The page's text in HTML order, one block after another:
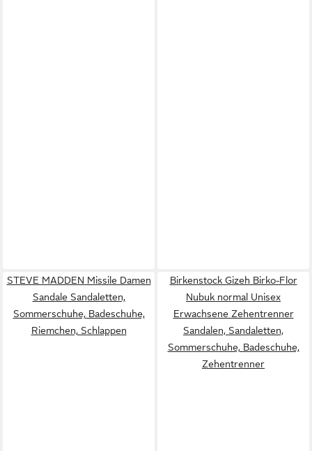
STEVE MADDEN Missile Damen
Sandale Sandaletten,
Sommerschuhe, Badeschuhe,
Riemchen, Schlappen
Birkenstock Gizeh Birko-Flor
Nubuk normal Unisex
Erwachsene Zehentrenner
Sandalen, Sandaletten,
Sommerschuhe, Badeschuhe,
Zehentrenner